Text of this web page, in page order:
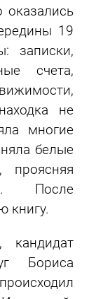
оказались
19
записки,
счета,
не
многие
белые
проясняя
После
книгу.
кандидат
Бориса